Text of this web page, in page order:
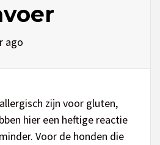
ago
zijn voor gluten,
hier een heftige reactie
Voor de honden die